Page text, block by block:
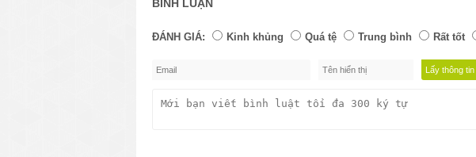
BÌNH LUẬN
ĐÁNH GIÁ: Kinh khủng Quá tệ Trung bình Rất tốt